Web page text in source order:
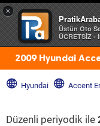
×
Üstün Oto
ÜCRETSİZ -
2009 Hyundai
Hyundai Accent
Düzenli periyodik ile